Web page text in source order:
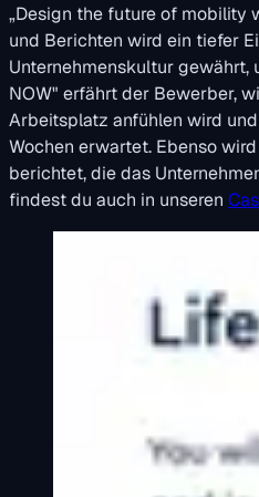
„Design the future of mobility
und Berichten wird ein tiefer
Unternehmenskultur gewährt,
NOW" erfährt der Bewerber,
Arbeitsplatz anfühlen wird
Wochen erwartet. Ebenso
berichtet, die das
findest du auch in unseren